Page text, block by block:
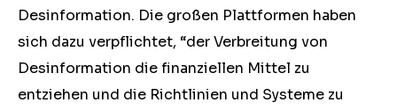
Desinformation. Die großen Plattformen haben
sich dazu verpflichtet, “der Verbreitung von
Desinformation die finanziellen Mittel zu
entziehen und die Richtlinien und Systeme zu